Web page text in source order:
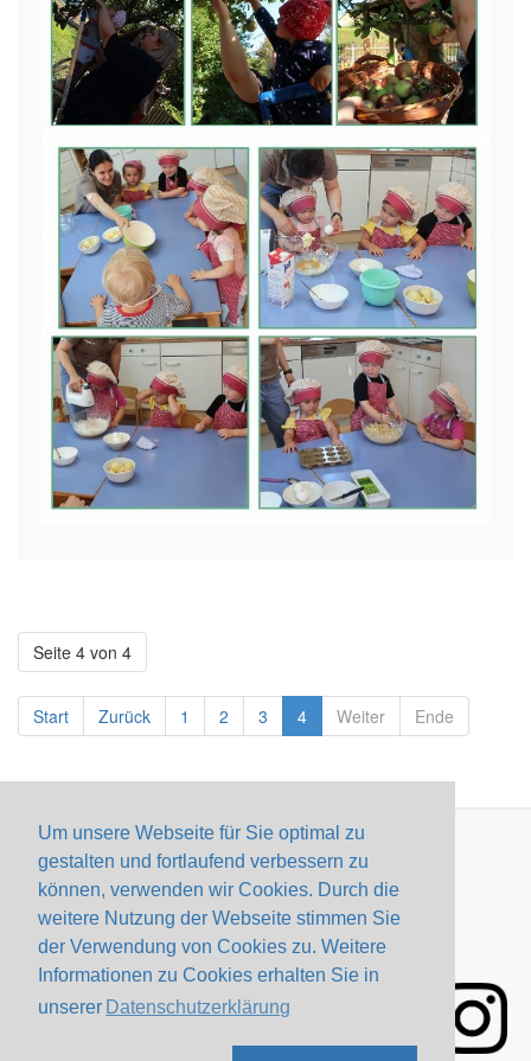
Um unsere Webseite für Sie optimal zu
gestalten und fortlaufend verbessern zu
können, verwenden wir Cookies. Durch die
weitere Nutzung der Webseite stimmen Sie
der Verwendung von Cookies zu. Weitere
Informationen zu Cookies erhalten Sie in
unserer Datenschutzerklärung
Seite 4 von 4
Start Zurück 1 2 3 4 Weiter Ende
Impressum
Datenschutzerklärung
Webmail
Konfiguration
Kontakt